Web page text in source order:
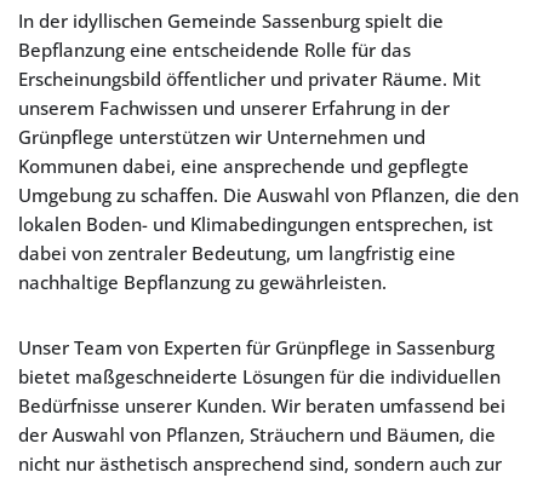
In der idyllischen Gemeinde Sassenburg spielt die
Bepflanzung eine entscheidende Rolle für das
Erscheinungsbild öffentlicher und privater Räume. Mit
unserem Fachwissen und unserer Erfahrung in der
Grünpflege unterstützen wir Unternehmen und
Kommunen dabei, eine ansprechende und gepflegte
Umgebung zu schaffen. Die Auswahl von Pflanzen, die den
lokalen Boden- und Klimabedingungen entsprechen, ist
dabei von zentraler Bedeutung, um langfristig eine
nachhaltige Bepflanzung zu gewährleisten.
Unser Team von Experten für Grünpflege in Sassenburg
bietet maßgeschneiderte Lösungen für die individuellen
Bedürfnisse unserer Kunden. Wir beraten umfassend bei
der Auswahl von Pflanzen, Sträuchern und Bäumen, die
nicht nur ästhetisch ansprechend sind, sondern auch zur